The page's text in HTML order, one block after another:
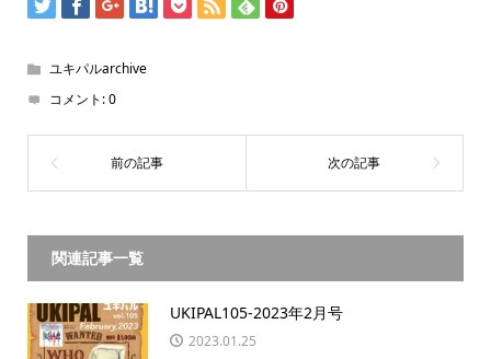
ユキパルarchive
コメント:0
関連記事一覧
UKIPAL105-2023年2月号
2023.01.25